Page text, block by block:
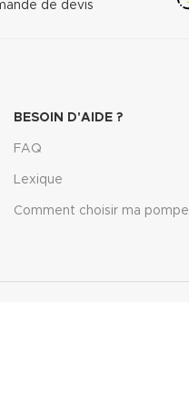
de devis
BESOIN D'AIDE ?
FAQ
Lexique
Comment choisir ma pompe